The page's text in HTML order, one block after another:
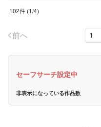
102件 (1/4)
前へ
セーフサーチ設定中
非表示になっている作品数